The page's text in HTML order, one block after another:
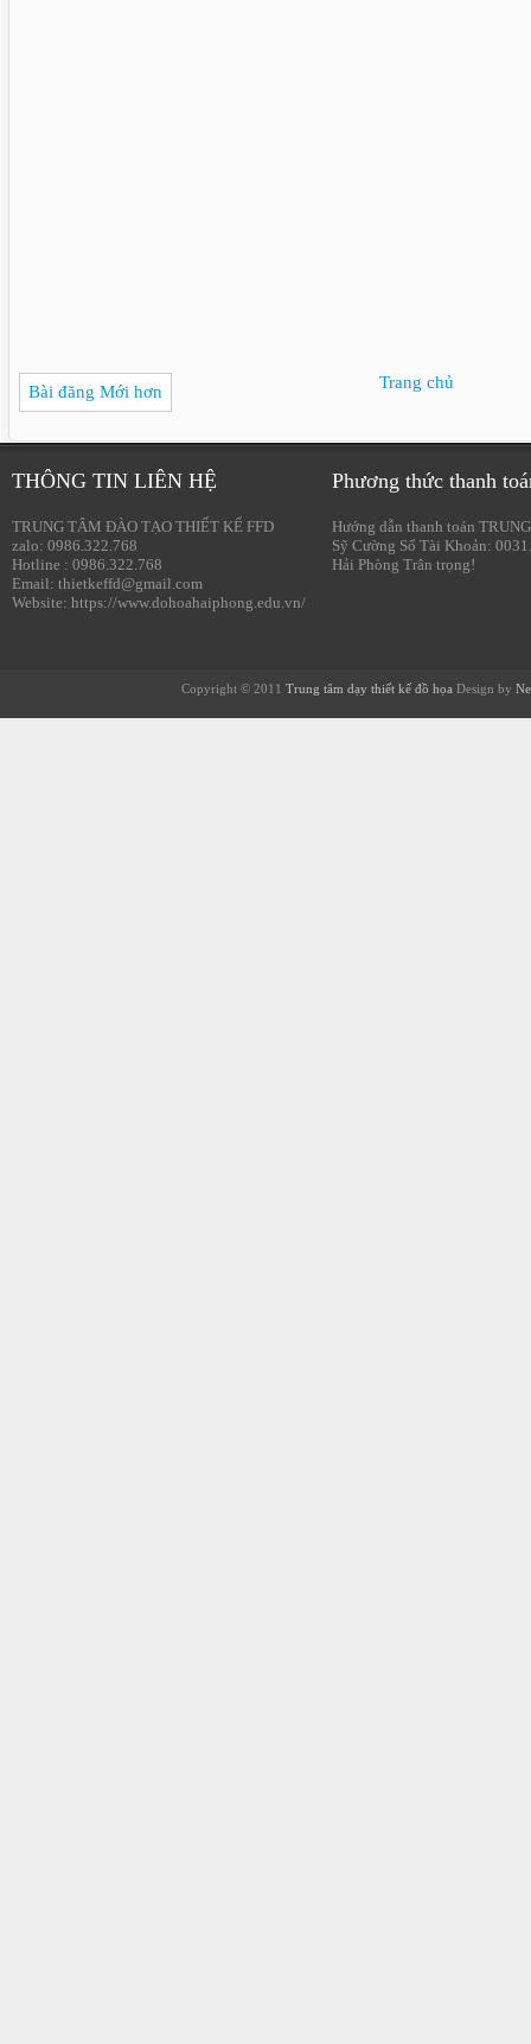
Bài đăng Mới hơn Trang chủ
THÔNG TIN LIÊN HỆ
TRUNG TÂM ĐÀO TẠO THIẾT KẾ FFD
zalo: 0986.322.768
Hotline : 0986.322.768
Email: thietkeffd@gmail.com
Website: https://www.dohoahaiphong.edu.vn/
Phương thức thanh
Hướng dẫn thanh toán
Sỹ Cường Số Tài Khoản:
Hải Phòng Trân trọng!
Copyright © 2011 Trung tâm dạy thiết kế đồ họa Design by